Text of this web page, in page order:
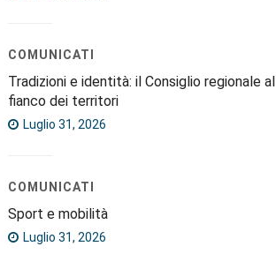
COMUNICATI
Tradizioni e identità: il Consiglio regionale al
fianco dei territori
Luglio 31, 2026
COMUNICATI
Sport e mobilità
Luglio 31, 2026